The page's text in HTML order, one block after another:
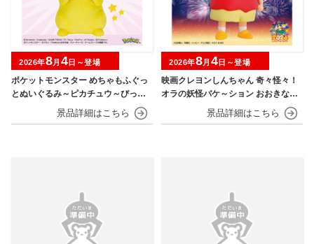
ポケットモンスター めちゃもふぐっ
とぬいぐるみ～ピカチュウ～びっく
2026年8月 4 日～登場
映画クレヨンしんちゃん 奇々怪々！
オラの妖怪バケ～ション おおきなSO
FVIMATES～野原しんのすけ～
2026年8月 4 日～登場